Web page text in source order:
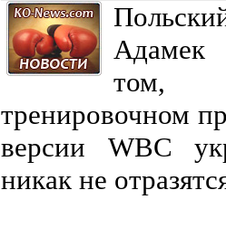
Адамек
том,
тренировочном
версии WBC
никак не